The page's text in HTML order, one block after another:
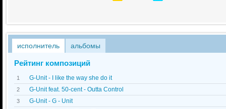
исполнитель альбомы
Рейтинг композиций
1 G-Unit - I like the way she do it
2 G-Unit feat. 50-cent - Outta Control
3 G-Unit - G - Unit